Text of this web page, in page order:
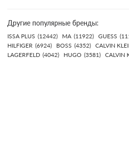
Другие популярные бренды:
ISSA PLUS (12442) MA (11922) GUESS
HILFIGER (6924) BOSS (4352) CALVIN
LAGERFELD (4042) HUGO (3581) CALVIN